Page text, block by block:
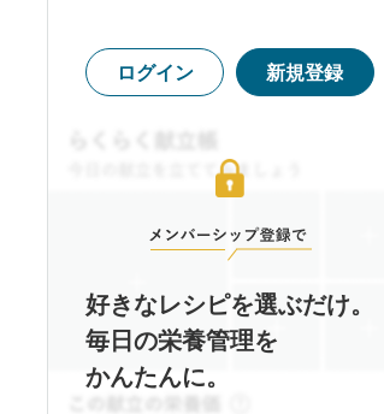
ログイン 新規登録
好きなレシピを選ぶだけ。
毎日の栄養管理を
かんたんに。